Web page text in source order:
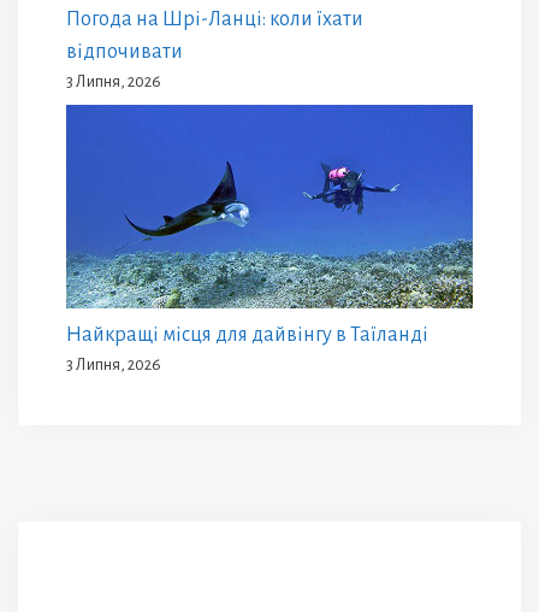
Погода на Шрі-Ланці: коли їхати
відпочивати
3 Липня, 2026
Найкращі місця для дайвінгу в Таїланді
3 Липня, 2026